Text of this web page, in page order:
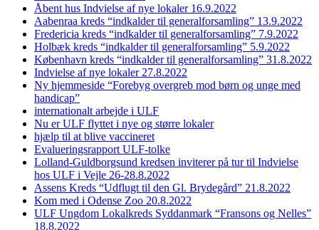
Åbent hus Indvielse af nye lokaler 16.9.2022
Aabenraa kreds “indkalder til generalforsamling” 13.9.2022
Fredericia kreds “indkalder til generalforsamling” 7.9.2022
Holbæk kreds “indkalder til generalforsamling” 5.9.2022
København kreds “indkalder til generalforsamling” 31.8.2022
Indvielse af nye lokaler 27.8.2022
Ny hjemmeside “Forebyg overgreb mod børn og unge med
handicap”
internationalt arbejde i ULF
Nu er ULF flyttet i nye og større lokaler
hjælp til at blive vaccineret
Evalueringsrapport ULF-tolke
Lolland-Guldborgsund kredsen inviterer på tur til Indvielse
hos ULF i Vejle 26-28.8.2022
Assens Kreds “Udflugt til den Gl. Brydegård” 21.8.2022
Kom med i Odense Zoo 20.8.2022
ULF Ungdom Lokalkreds Syddanmark “Fransons og Nelles”
18.8.2022